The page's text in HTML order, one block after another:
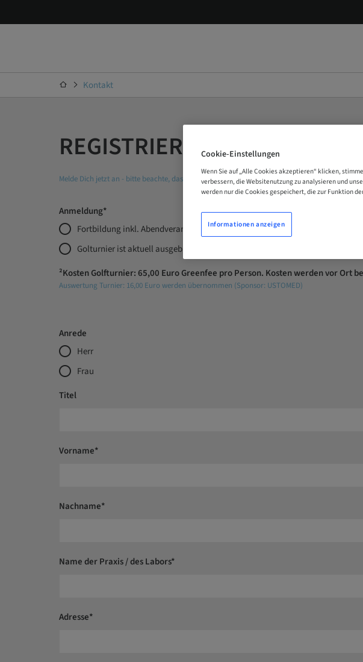
Kontakt
REGISTRIERUNG
Melde Dich jetzt an - bitte beachte, dass die Teilnahme am Golfturnier optional (mit Kosten)
Anmeldung*
Fortbildung inkl. Abendveranstaltungen
Golturnier ist aktuell ausgebucht! Bitte nicht mehr auswählen!
²Kosten Golfturnier: 65,00 Euro Greenfee pro Person. Kosten werden vor Ort
Auswertung Turnier: 16,00 Euro werden übernommen (Sponsor: USTOMED)
Anrede
Herr
Frau
Titel
Vorname*
Nachname*
Name der Praxis / des Labors*
Adresse*
Cookie-Einstellungen
Wenn Sie auf „Alle Cookies akzeptieren“ klicken,
verbessern, die Websitenutzung zu analysieren und
werden nur die Cookies gespeichert, die zur Funktion
Informationen anzeigen